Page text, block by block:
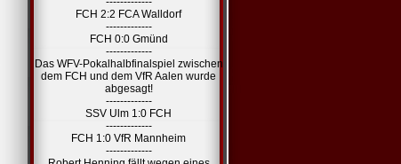
FCH 2:2 FCA Walldorf
-------------
FCH 0:0 Gmünd
-------------
Das WFV-Pokalhalbfinalspiel zwischen
dem FCH und dem VfR Aalen wurde
abgesagt!
-------------
SSV Ulm 1:0 FCH
-------------
FCH 1:0 VfR Mannheim
-------------